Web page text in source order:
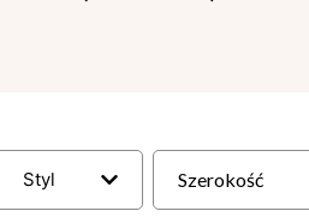
Styl Szerokość